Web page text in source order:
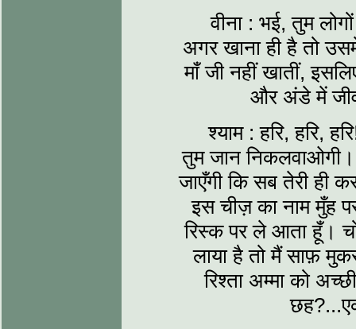
वीना : भई, तुम
अगर खाना ही है तो
माँ जी नहीं खातीं,
और अंडे में
श्याम : हरि, हरि,
तुम जान
जाएँगी कि सब तेरी ही
इस चीज़ का नाम मुँह
रिस्क पर ले आता हूँ।
लाया है तो मैं साफ़
रिश्ता अम्मा को